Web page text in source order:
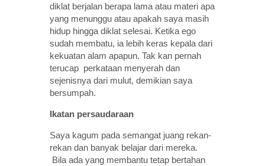
diklat berjalan berapa lama atau materi apa
yang menunggu atau apakah saya masih
hidup hingga diklat selesai. Ketika ego
sudah membatu, ia lebih keras kepala dari
kekuatan alam apapun. Tak kan pernah
terucap perkataan menyerah dan
sejenisnya dari mulut, demikian saya
bersumpah.
Ikatan persaudaraan
Saya kagum pada semangat juang rekan-
rekan dan banyak belajar dari mereka.
Bila ada yang membantu tetap bertahan